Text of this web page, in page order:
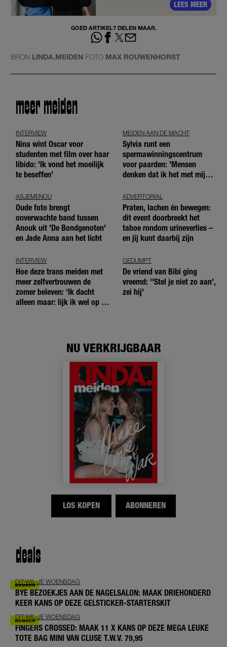
LEES MEER
GOED ARTIKEL? DELEN MAAR.
BRON LINDA.MEIDEN FOTO MAX ROUWENHORST
meer meiden
INTERVIEW
Nina wint Oscar voor
studenten met film over haar
libido: 'Ik vond het moeilijk
te beseffen'
MEIDEN AAN DE MACHT
Sylvia runt een
spermawinningscentrum
voor paarden: 'Mensen
denken dat ik het met mijn
ASJEMENOU
Oude foto brengt
onverwachte band tussen
Anouk uit 'De Bondgenoten'
en Jade Anna aan het licht
ADVERTORIAL
Praten, lachen én bewegen:
dit event doorbreekt het
taboe rondom urineverlies –
en jij kunt daarbij zijn
INTERVIEW
Hoe deze trans meiden met
meer zelfvertrouwen de
zomer beleven: ‘Ik dacht
alleen maar: lijk ik wel op de
GEDUMPT
De vriend van Bibi ging
vreemd: ''Stel je niet zo aan',
zei hij'
NU VERKRIJGBAAR
LOS KOPEN ABONNEREN
deals
DIT-WIL-JE WOENSDAG
BYE BEZOEKJES AAN DE NAGELSALON: MAAK DRIEHONDERD
KEER KANS OP DEZE GELSTICKER-STARTERSKIT
DIT-WIL-JE WOENSDAG
FINGERS CROSSED: MAAK 11 X KANS OP DEZE MEGA LEUKE
TOTE BAG MINI VAN CLUSE T.W.V. 79,95